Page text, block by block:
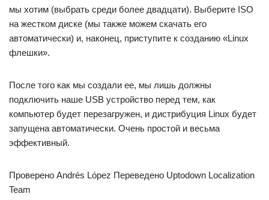
мы хотим (выбрать среди более двадцати). Выберите ISO
на жестком диске (мы также можем скачать его
автоматически) и, наконец, приступите к созданию «Linux
флешки».
После того как мы создали ее, мы лишь должны
подключить наше USB устройство перед тем, как
компьютер будет перезагружен, и дистрибуция Linux будет
запущена автоматически. Очень простой и весьма
эффективный.
Проверено Andrés López Переведено Uptodown Localization
Team